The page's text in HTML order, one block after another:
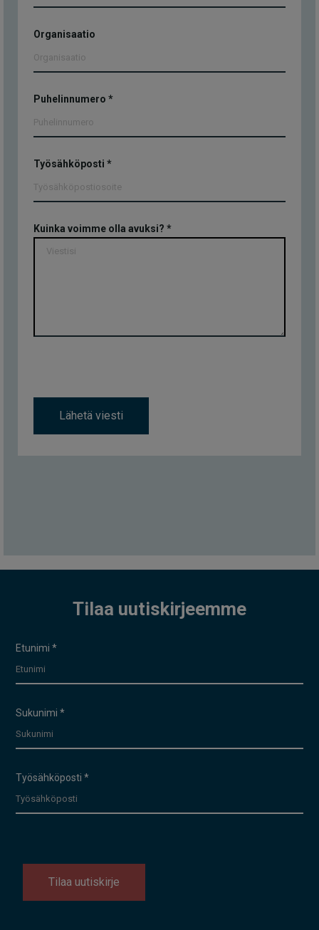
Organisaatio
Puhelinnumero *
Työsähköposti *
Kuinka voimme olla avuksi? *
Lähetä viesti
Tilaa uutiskirjeemme
Etunimi *
Sukunimi *
Työsähköposti *
Tilaa uutiskirje